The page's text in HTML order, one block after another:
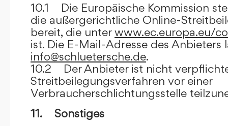
10.1 Die Europäische Kommission
die außergerichtliche Online-
bereit, die unterwww.ec.europa.eu/
ist. Die E-Mail-Adresse des Anbieters
info@schluetersche.de.
10.2 Der Anbieter ist nicht
Streitbeilegungsverfahren vor einer
Verbraucherschlichtungsstelle
11. Sonstiges